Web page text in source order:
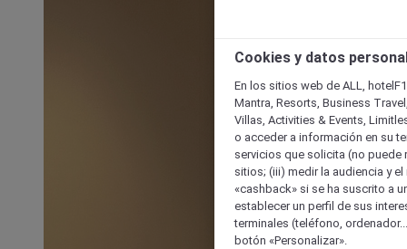
Cookies y datos
En los sitios web de ALL,
Mantra, Resorts, Business
Villas, Activities & Events,
o acceder a información en su
servicios que solicita (no puede
sitios; (iii) medir la audiencia y
«cashback» si se ha suscrito a
establecer un perfil de sus
terminales (teléfono,
botón «Personalizar».